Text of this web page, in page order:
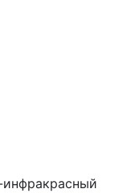
инфракрасный